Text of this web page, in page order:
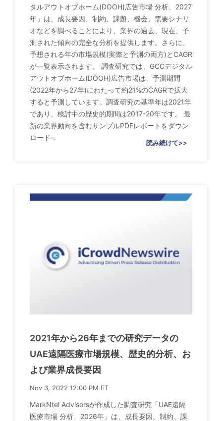
タルアウトオブホーム(DOOH)広告市場 分析、2027
年」は、成長要因、制約、課題、機会、需要シナリ
オなどを調べることにより、業界の過去、現在、予
測された傾向の完全な分析を提供します。さらに、
予想される年の市場規模(実際と予測の両方)とCAGR
が一覧表示されます。 調査研究では、GCCデジタル
アウトオブホーム(DOOH)広告市場は、予測期間
(2022年から27年)にわたって約21%のCAGRで拡大
すると予測しています。調査研究の基準年は2021年
であり、検討中の歴史的期間は2017-20年です。 最
新の業界動向を含むサンプルPDFレポートをダウン
ロード–.
読み続けて>>
2021年から26年までの研究データの
UAE遠隔医療市場規模、歴史的分析、お
よび業界成長要因
Nov 3, 2022 12:00 PM ET
MarkNtel Advisorsが作成した調査研究「UAE遠隔
医療市場 分析、2026年」は、成長要因、制約、課